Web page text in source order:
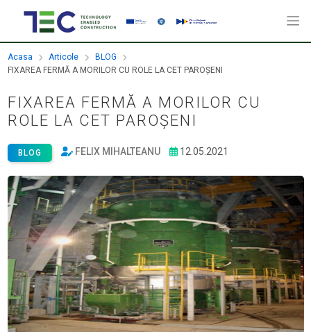
Acasa Articole
BLOG
FIXAREA FERMĂ A MORILOR CU ROLE LA CET PAROȘENI
FIXAREA FERMĂ A MORILOR CU
ROLE LA CET PAROȘENI
BLOG FELIX MIHALTEANU 12.05.2021